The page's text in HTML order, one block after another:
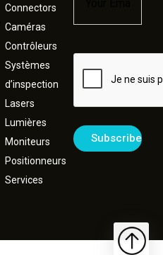
Connectors
Caméras
Contrôleurs
Systèmes
d’inspection
Lasers
Lumières
Moniteurs
Positionneurs
Services